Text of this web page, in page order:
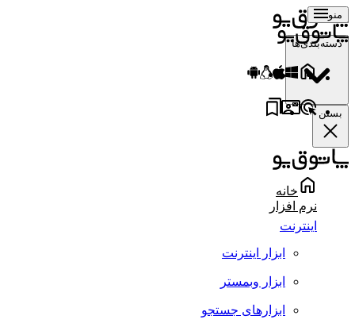
منو
دسته‌بندی‌ها
بستن
خانه
نرم افزار
اینترنت
ابزار اینترنت
ابزار وبمستر
ابزارهای جستجو